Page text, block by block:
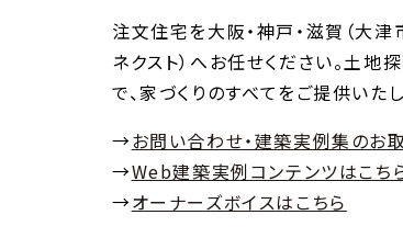
注文住宅を大阪・神戸・滋賀（大
ネクスト）へお任せください。土地
で、家づくりのすべてをご提供いたし
→お問い合わせ・建築実例集のお
→Web建築実例コンテンツはこち
→オーナーズボイスはこちら